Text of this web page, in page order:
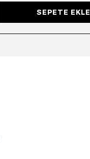
SEPETE EKLE